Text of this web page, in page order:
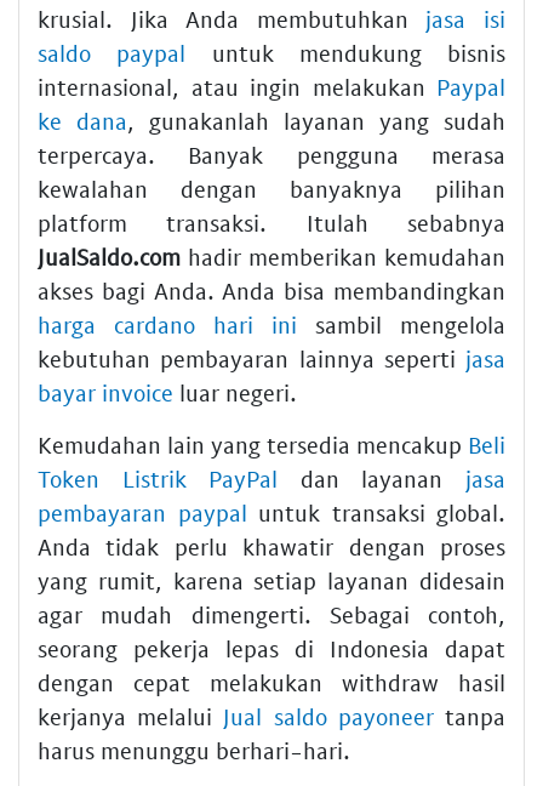
krusial. Jika Anda membutuhkan jasa isi
saldo paypal untuk mendukung bisnis
internasional, atau ingin melakukan Paypal
ke dana, gunakanlah layanan yang sudah
terpercaya. Banyak pengguna merasa
kewalahan dengan banyaknya pilihan
platform transaksi. Itulah sebabnya
JualSaldo.com hadir memberikan kemudahan
akses bagi Anda. Anda bisa membandingkan
harga cardano hari ini sambil mengelola
kebutuhan pembayaran lainnya seperti jasa
bayar invoice luar negeri.
Kemudahan lain yang tersedia mencakup Beli
Token Listrik PayPal dan layanan jasa
pembayaran paypal untuk transaksi global.
Anda tidak perlu khawatir dengan proses
yang rumit, karena setiap layanan didesain
agar mudah dimengerti. Sebagai contoh,
seorang pekerja lepas di Indonesia dapat
dengan cepat melakukan withdraw hasil
kerjanya melalui Jual saldo payoneertanpa
harus menunggu berhari-hari.